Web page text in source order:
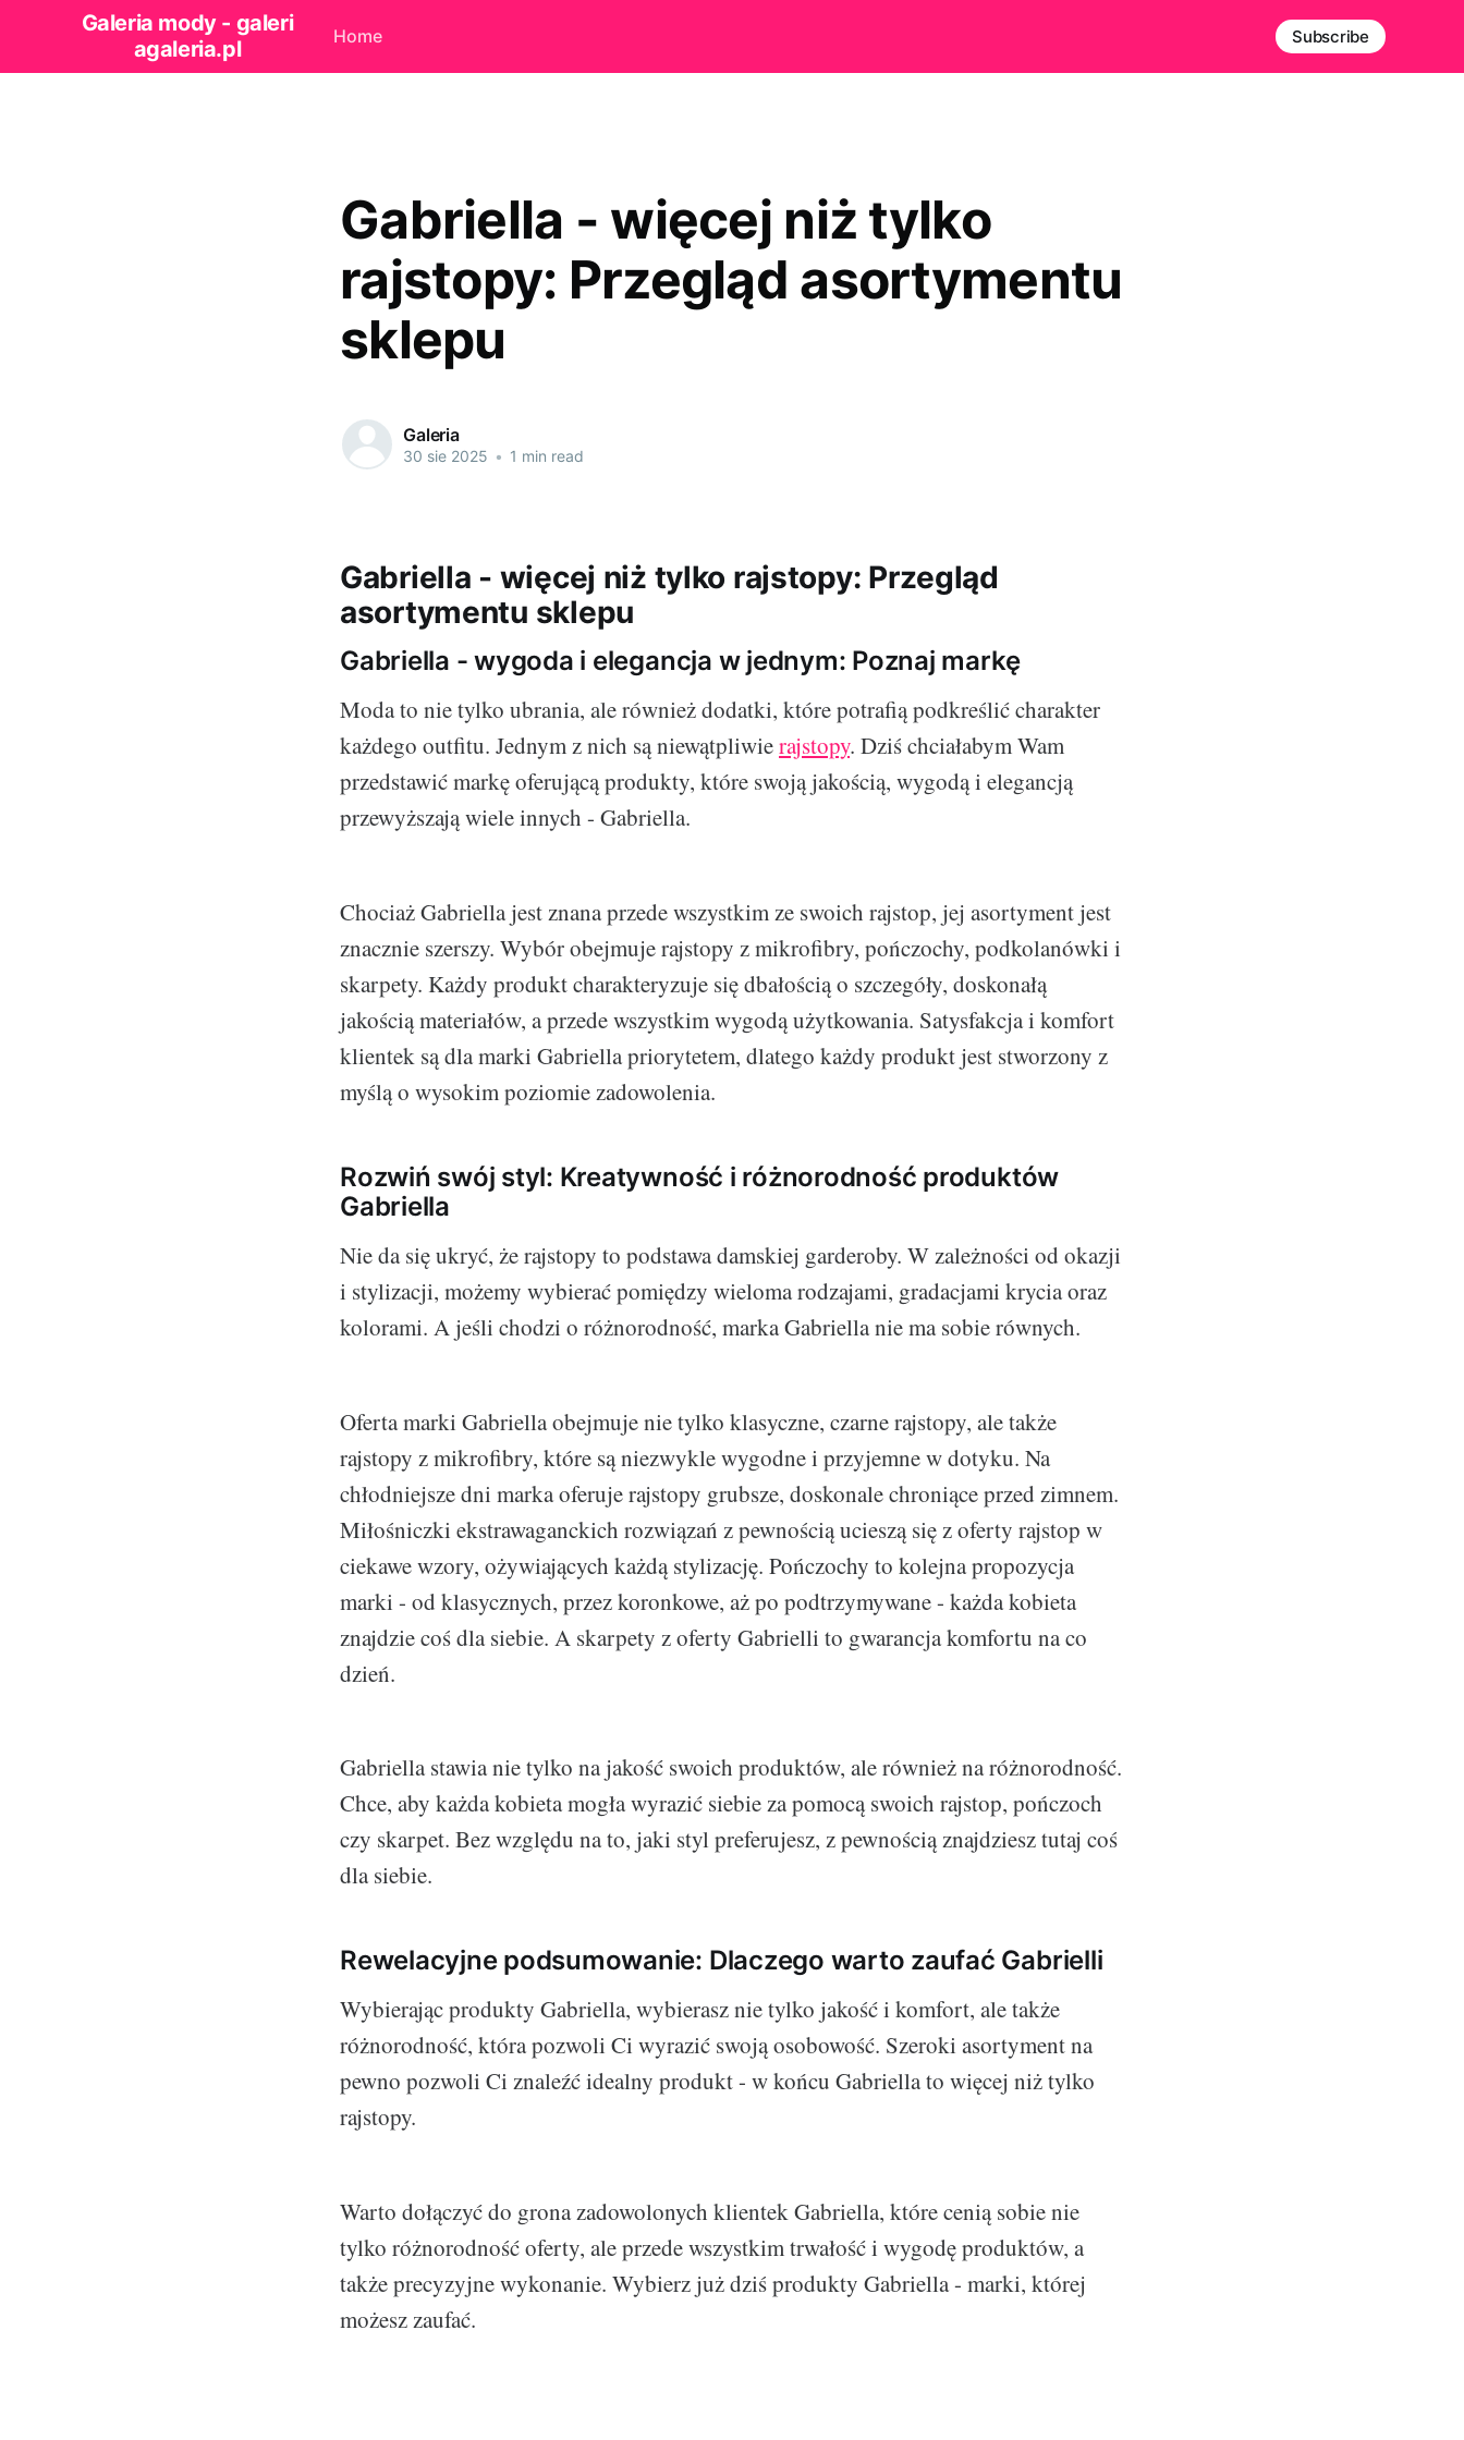
Galeria mody - galeri
agaleria.pl
Home Subscribe
Gabriella - więcej niż tylko
rajstopy: Przegląd asortymentu
sklepu
Galeria
30 sie 2025 • 1 min read
Gabriella - więcej niż tylko rajstopy: Przegląd
asortymentu sklepu
Gabriella - wygoda i elegancja w jednym: Poznaj markę
Moda to nie tylko ubrania, ale również dodatki, które potrafią podkreślić charakter
każdego outfitu. Jednym z nich są niewątpliwierajstopy. Dziś chciałabym Wam
przedstawić markę oferującą produkty, które swoją jakością, wygodą i elegancją
przewyższają wiele innych - Gabriella.
Chociaż Gabriella jest znana przede wszystkim ze swoich rajstop, jej asortyment jest
znacznie szerszy. Wybór obejmuje rajstopy z mikrofibry, pończochy, podkolanówki i
skarpety. Każdy produkt charakteryzuje się dbałością o szczegóły, doskonałą
jakością materiałów, a przede wszystkim wygodą użytkowania. Satysfakcja i komfort
klientek są dla marki Gabriella priorytetem, dlatego każdy produkt jest stworzony z
myślą o wysokim poziomie zadowolenia.
Rozwiń swój styl: Kreatywność i różnorodność produktów
Gabriella
Nie da się ukryć, że rajstopy to podstawa damskiej garderoby. W zależności od okazji
i stylizacji, możemy wybierać pomiędzy wieloma rodzajami, gradacjami krycia oraz
kolorami. A jeśli chodzi o różnorodność, marka Gabriella nie ma sobie równych.
Oferta marki Gabriella obejmuje nie tylko klasyczne, czarne rajstopy, ale także
rajstopy z mikrofibry, które są niezwykle wygodne i przyjemne w dotyku. Na
chłodniejsze dni marka oferuje rajstopy grubsze, doskonale chroniące przed zimnem.
Miłośniczki ekstrawaganckich rozwiązań z pewnością ucieszą się z oferty rajstop w
ciekawe wzory, ożywiających każdą stylizację. Pończochy to kolejna propozycja
marki - od klasycznych, przez koronkowe, aż po podtrzymywane - każda kobieta
znajdzie coś dla siebie. A skarpety z oferty Gabrielli to gwarancja komfortu na co
dzień.
Gabriella stawia nie tylko na jakość swoich produktów, ale również na różnorodność.
Chce, aby każda kobieta mogła wyrazić siebie za pomocą swoich rajstop, pończoch
czy skarpet. Bez względu na to, jaki styl preferujesz, z pewnością znajdziesz tutaj coś
dla siebie.
Rewelacyjne podsumowanie: Dlaczego warto zaufać Gabrielli
Wybierając produkty Gabriella, wybierasz nie tylko jakość i komfort, ale także
różnorodność, która pozwoli Ci wyrazić swoją osobowość. Szeroki asortyment na
pewno pozwoli Ci znaleźć idealny produkt - w końcu Gabriella to więcej niż tylko
rajstopy.
Warto dołączyć do grona zadowolonych klientek Gabriella, które cenią sobie nie
tylko różnorodność oferty, ale przede wszystkim trwałość i wygodę produktów, a
także precyzyjne wykonanie. Wybierz już dziś produkty Gabriella - marki, której
możesz zaufać.